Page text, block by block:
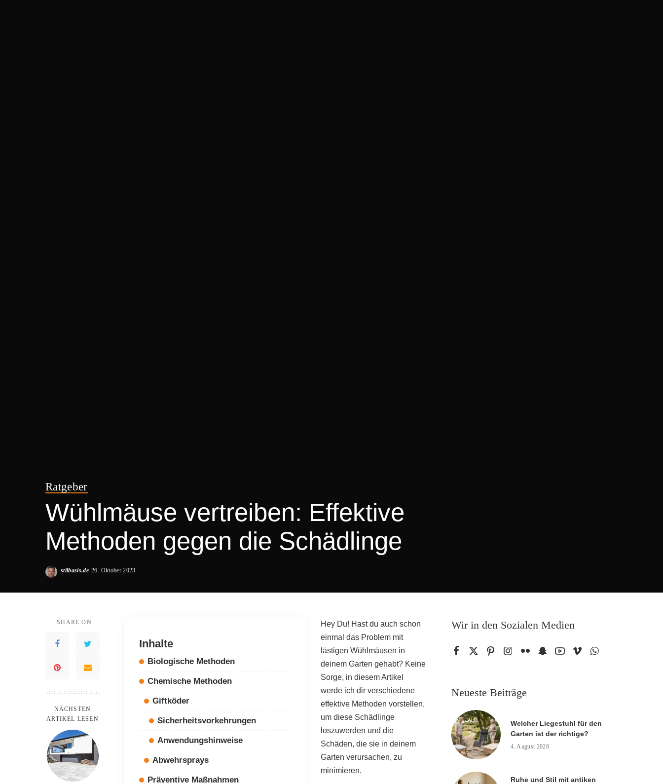
Ratgeber
Wühlmäuse vertreiben: Effektive
Methoden gegen die Schädlinge
Posted
stilbasis.de 26. Oktober 2023
SHARE ON
NÄCHSTEN
ARTIKEL LESEN
Inhalte
Biologische Methoden
Chemische Methoden
Giftköder
Sicherheitsvorkehrungen
Anwendungshinweise
Abwehrsprays
Präventive Maßnahmen
Hey Du! Hast du auch schon
einmal das Problem mit
lästigen Wühlmäusen in
deinem Garten gehabt? Keine
Sorge, in diesem Artikel
werde ich dir verschiedene
effektive Methoden vorstellen,
um diese Schädlinge
loszuwerden und die
Schäden, die sie in deinem
Garten verursachen, zu
minimieren.
Wir in den Sozialen Medien
Neueste Beiträge
Welcher Liegestuhl für den
Garten ist der richtige?
4. August 2026
Ruhe und Stil mit antiken